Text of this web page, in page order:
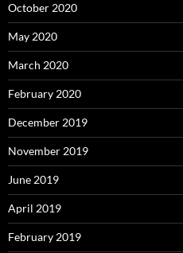
October 2020
May 2020
March 2020
February 2020
December 2019
November 2019
June 2019
April 2019
February 2019